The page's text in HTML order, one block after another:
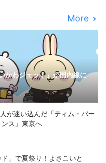
More
かわジェット」が国内線に
が迷い込んだ「ティム・バー
ンス」東京へ
」で夏祭り！よさこいと